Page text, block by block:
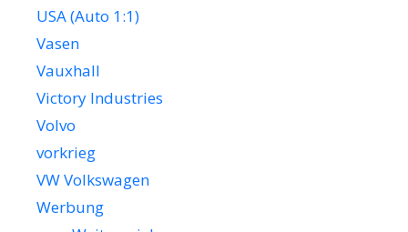
USA (Auto 1:1)
Vasen
Vauxhall
Victory Industries
Volvo
vorkrieg
VW Volkswagen
Werbung